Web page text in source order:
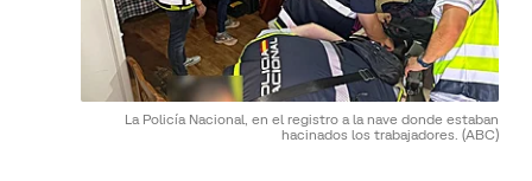
La Policía Nacional, en el registro a la nave donde estaban
hacinados los trabajadores. (ABC)